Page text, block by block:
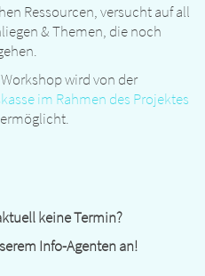
Ressourcen, versucht auf all
& Themen, die noch
wird von der
im Rahmen des Projektes
ermöglicht.
keine Termin?
Info-Agenten an!